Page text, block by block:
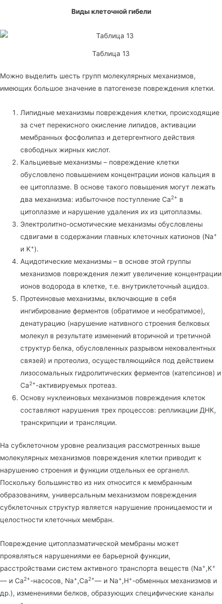
Виды клеточной гибели
Таблица 13
Можно выделить шесть групп молекулярных механизмов,
имеющих большое значение в патогенезе повреждения клетки.
Липидные механизмы повреждения клетки, происходящие
за счет перекисного окисление липидов, активации
мембранных фосфолипаз и детергентного действия
свободных жирных кислот.
Кальциевые механизмы – повреждение клетки
обусловлено повышением концентрации ионов кальция в
ее цитоплазме. В основе такого повышения могут лежать
два механизма: избыточное поступление Ca2+ в
цитоплазме и нарушение удаления их из цитоплазмы.
Электролитно-осмотические механизмы обусловлены
сдвигами в содержании главных клеточных катионов (Na+
и K+).
Ацидотические механизмы – в основе этой группы
механизмов повреждения лежит увеличение концентрации
ионов водорода в клетке, т.е. внутриклеточный ацидоз.
Протеиновые механизмы, включающие в себя
ингибирование ферментов (обратимое и необратимое),
денатурацию (нарушение нативного строения белковых
молекул в результате изменений вторичной и третичной
структур белка, обусловленных разрывом нековалентных
связей) и протеолиз, осуществляющийся под действием
лизосомальных гидролитических ферментов (катепсинов) и
Ca2+-активируемых протеаз.
Основу нуклеиновых механизмов повреждения клеток
составляют нарушения трех процессов: репликации ДНК,
транскрипции и трансляции.
На субклеточном уровне реализация рассмотренных выше
молекулярных механизмов повреждения клетки приводит к
нарушению строения и функции отдельных ее органелл.
Поскольку большинство из них относится к мембранным
образованиям, универсальным механизмом повреждения
субклеточных структур является нарушение проницаемости и
целостности клеточных мембран.
Повреждение цитоплазматической мембраны может
проявляться нарушениями ее барьерной функции,
расстройствами систем активного транспорта веществ (Na+,К+
— и Ca2+-насосов, Na+,Ca2+— и Na+,H+-обменных механизмов и
др.), изменениями белков, образующих специфические каналы